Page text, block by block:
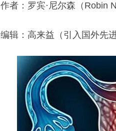
作者：罗宾·尼尔森（Robin
编辑：高来益（引入国外先